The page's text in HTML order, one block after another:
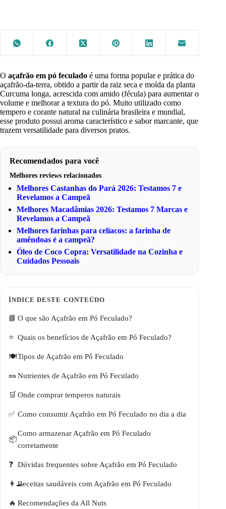
O açafrão em pó feculado é uma forma popular e prática do
açafrão-da-terra, obtido a partir da raiz seca e moída da planta
Curcuma longa, acrescida com amido (fécula) para aumentar o
volume e melhorar a textura do pó. Muito utilizado como
tempero e corante natural na culinária brasileira e mundial,
esse produto possui aroma característico e sabor marcante, que
trazem versatilidade para diversos pratos.
Recomendados para você
Melhores reviews relacionados
Melhores Castanhas do Pará 2026: Testamos 7 e
Revelamos a Campeã
Melhores Macadâmias 2026: Testamos 7 Marcas e
Revelamos a Campeã
Melhores farinhas para celíacos: a farinha de
amêndoas é a campeã?
Óleo de Coco Copra: Versatilidade na Cozinha e
Cuidados Pessoais
O que são Açafrão em Pó Feculado?
Quais os benefícios de Açafrão em Pó Feculado?
Tipos de Açafrão em Pó Feculado
Nutrientes de Açafrão em Pó Feculado
Onde comprar temperos naturais
Como consumir Açafrão em Pó Feculado no dia a dia
Como armazenar Açafrão em Pó Feculado
corretamente
Dúvidas frequentes sobre Açafrão em Pó Feculado
Receitas saudáveis com Açafrão em Pó Feculado
Recomendações da All Nuts